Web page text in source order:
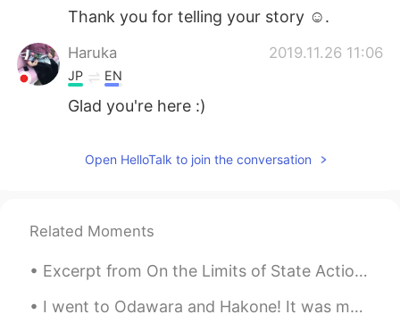
Thank you for telling your story ☺️.
Haruka 2019.11.26 11:06
JP EN
Glad you're here :)
Open HelloTalk to join the conversation
Related Moments
Excerpt from On the Limits of State Action by Wilhelm von Humboldt. Whatever does not spring fro...
I went to Odawara and Hakone! It was my first time in an onsen 😝 I haven’t been naked in front of...